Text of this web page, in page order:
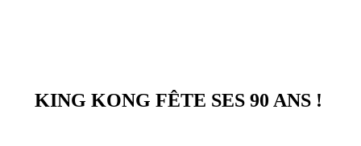
KING KONG FÊTE SES 90 ANS !